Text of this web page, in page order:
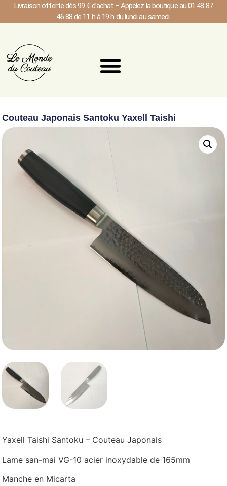
Livraison offerte dès 99 € d’achat – Appelez la boutique au 01 48 87
46 88 de 11 h à 19 h du lundi au samedi.
Couteau Japonais Santoku Yaxell Taishi
Yaxell Taishi Santoku – Couteau Japonais
Lame san-mai VG-10 acier inoxydable de 165mm
Manche en Micarta